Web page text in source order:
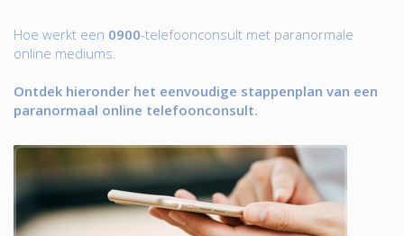
Hoe werkt een 0900-telefoonconsult met paranormale
online mediums.
Ontdek hieronder het eenvoudige stappenplan van een
paranormaal online telefoonconsult.